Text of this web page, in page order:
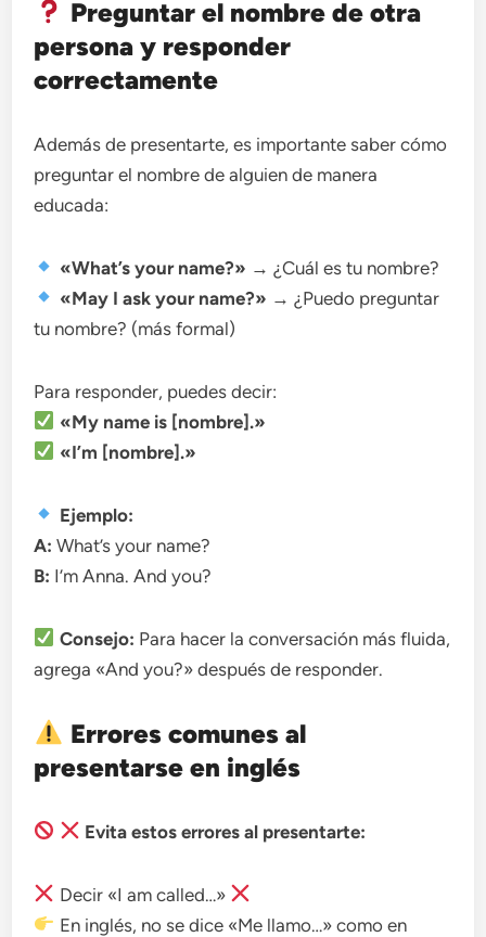
Preguntar el nombre de otra
persona y responder
correctamente
Además de presentarte, es importante saber cómo
preguntar el nombre de alguien de manera
educada:
«What’s your name?» → ¿Cuál es tu nombre?
«May I ask your name?» → ¿Puedo preguntar
tu nombre? (más formal)
Para responder, puedes decir:
«My name is [nombre].»
«I’m [nombre].»
Ejemplo:
A: What’s your name?
B: I’m Anna. And you?
Consejo: Para hacer la conversación más fluida,
agrega «And you?» después de responder.
Errores comunes al
presentarse en inglés
Evita estos errores al presentarte:
Decir «I am called…»
En inglés, no se dice «Me llamo…» como en